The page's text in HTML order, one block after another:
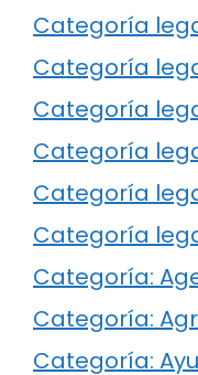
Categoría
Categoría
Categoría
Categoría
Categoría
Categoría
Categoría:
Categoría:
Categoría: